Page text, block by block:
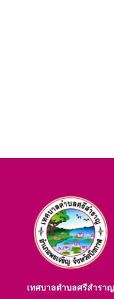
เทศบาลตำบลศรีสำราญ